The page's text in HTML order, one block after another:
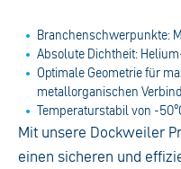
Branchenschwerpunkte:
Absolute Dichtheit:
Optimale Geometrie für
metallorganischen
Temperaturstabil von -
Mit unsere Dockweiler
einen sicheren und